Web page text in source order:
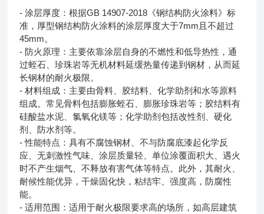
- 涂层厚度：根据GB 14907-2018《钢结构防火涂料》标
准，厚型钢结构防火涂料的涂层厚度大于7mm且不超过
45mm。
- 防火原理：主要依靠涂层自身的不燃性和低导热性，通
过蛭石、珍珠岩等无机材料延缓热量传递到钢材，从而延
长钢材的耐火极限。
- 材料组成：主要由骨料、胶结料、化学助剂和水等原料
组成。常见骨料包括膨胀蛭石、膨胀珍珠岩等；胶结料有
硅酸盐水泥、氯氧化镁等；化学助剂包括改性剂、硬化
剂、防水剂等。
- 性能特点：具有不腐蚀钢材、不与防腐底漆起化学反
应、无刺激性气味、涂层质量轻、单位涂覆面积大、遇火
时不产生烟气、不释放有害气体等特点。此外，其耐火、
耐候性能优异，干燥固化快，粘结牢、强度高，防腐性
能。
- 适用范围：适用于耐火极限要求高的场所，如高层建筑